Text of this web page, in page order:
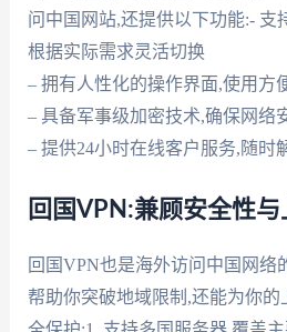
问中国网站,还提供以下功能:- 支
根据实际需求灵活切换
– 拥有人性化的操作界面,使用方
– 具备军事级加密技术,确保网络
– 提供24小时在线客户服务,随时
回国VPN:兼顾安全性
回国VPN也是海外访问中国网络
帮助你突破地域限制,还能为你的